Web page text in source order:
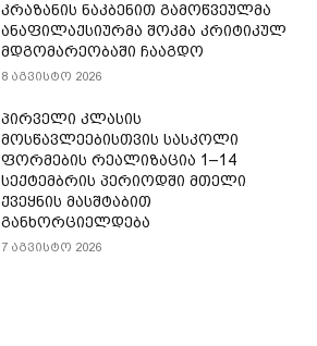
კრაზანის ნაკბენით გამოწვეულმა
ანაფილაქსიურმა შოკმა კრიტიკულ
მდგომარეობაში ჩააგდო
8 აგვისტო 2026
პირველი კლასის
მოსწავლეებისთვის სასკოლი
ფორმების რეალიზაცია 1–14
სექტემბრის პერიოდში მთელი
ქვეყნის მასშტაბით
განხორციელდება
7 აგვისტო 2026